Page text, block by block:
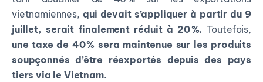
vietnamiennes, qui devait s’appliquer à partir du 9
juillet, serait finalement réduit à 20 %. Toutefois,
une taxe de 40 % sera maintenue sur les produits
soupçonnés d’être réexportés depuis des pays
tiers via le Vietnam.